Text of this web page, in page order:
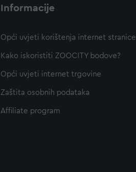
Informacije
Opći uvjeti korištenja internet stranice
Kako iskoristiti ZOOCITY bodove?
Opći uvjeti internet trgovine
Zaštita osobnih podataka
Affiliate program